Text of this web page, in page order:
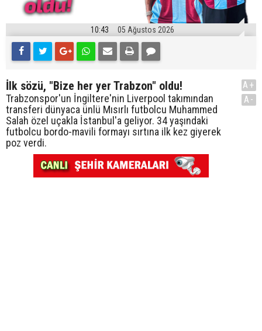
10:43 05 Ağustos 2026
İlk sözü, "Bize her yer Trabzon" oldu!
Trabzonspor'un İngiltere'nin Liverpool takımından
transferi dünyaca ünlü Mısırlı futbolcu Muhammed
Salah özel uçakla İstanbul'a geliyor. 34 yaşındaki
futbolcu bordo-mavili formayı sırtına ilk kez giyerek
poz verdi.
A+
A-